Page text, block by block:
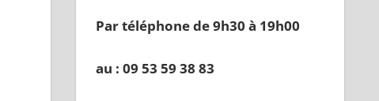
Par téléphone de 9h30 à 19h00
au : 09 53 59 38 83